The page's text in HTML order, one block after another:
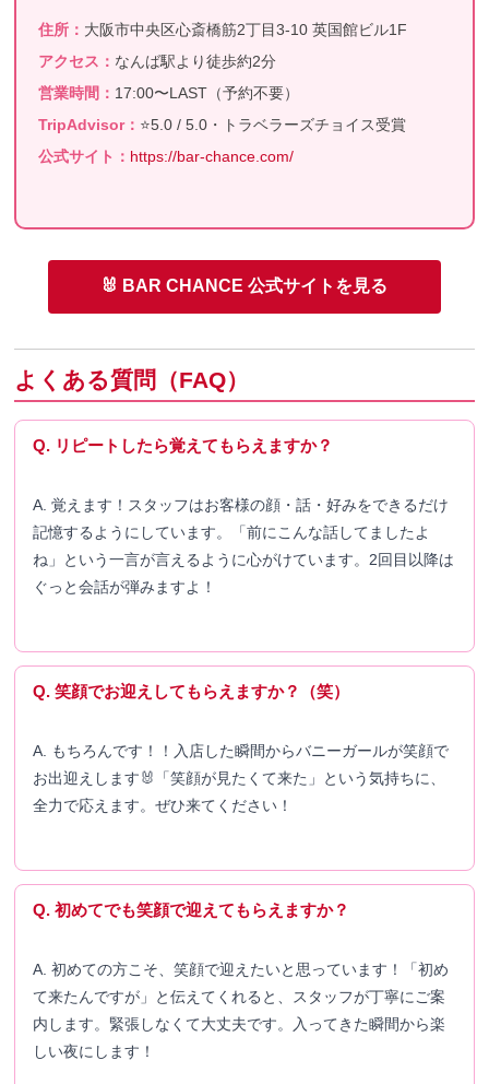
住所： 大阪市中央区心斎橋筋2丁目3-10 英国館ビル1F
アクセス： なんば駅より徒歩約2分
営業時間： 17:00〜LAST（予約不要）
TripAdvisor： ⭐5.0 / 5.0・トラベラーズチョイス受賞
公式サイト： https://bar-chance.com/
🐰 BAR CHANCE 公式サイトを見る
よくある質問（FAQ）
Q. リピートしたら覚えてもらえますか？
A. 覚えます！スタッフはお客様の顔・話・好みをできるだけ
記憶するようにしています。「前にこんな話してましたよ
ね」という一言が言えるように心がけています。2回目以降は
ぐっと会話が弾みますよ！
Q. 笑顔でお迎えしてもらえますか？（笑）
A. もちろんです！！入店した瞬間からバニーガールが笑顔で
お出迎えします🐰「笑顔が見たくて来た」という気持ちに、
全力で応えます。ぜひ来てください！
Q. 初めてでも笑顔で迎えてもらえますか？
A. 初めての方こそ、笑顔で迎えたいと思っています！「初め
て来たんですが」と伝えてくれると、スタッフが丁寧にご案
内します。緊張しなくて大丈夫です。入ってきた瞬間から楽
しい夜にします！